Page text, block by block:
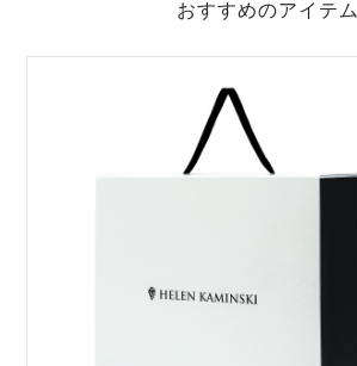
おすすめのアイテム